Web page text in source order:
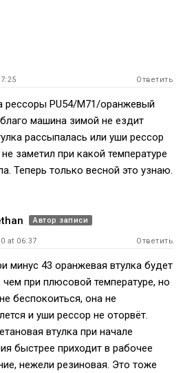
Ответить
рессоры PU54/M71/оранжевый
машина зимой не ездит
рассыпалась или уши рессор
заметил при какой температуре
Теперь только весной это узнаю.
Автор записи
at 06:37 Ответить
минус 43 оранжевая втулка будет
чем при плюсовой температуре, но
беспокоиться, она не
и уши рессор не оторвёт.
втулка при начале
быстрее приходит в рабочее
нежели резиновая. Это тоже